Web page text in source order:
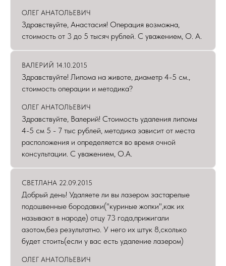
ОЛЕГ АНАТОЛЬЕВИЧ
Здравствуйте, Анастасия! Операция возможна,
стоимость от 3 до 5 тысяч рублей. С уважением, О. А.
ВАЛЕРИЙ 14.10.2015
Здравствуйте! Липома на животе, диаметр 4-5 см.,
стоимость операции и методика?
ОЛЕГ АНАТОЛЬЕВИЧ
Здравствуйте, Валерий! Стоимость удаления липомы
4-5 см 5 - 7 тыс рублей, методика зависит от места
расположения и определяется во время очной
консультации. С уважением, О.А.
СВЕТЛАНА 22.09.2015
Добрый день! Удаляете ли вы лазером застарелые
подошвенные бородавки("куриные жопки",как их
называют в народе) отцу 73 года,прижигали
азотом,без результатно. У него их штук 8,сколько
будет стоить(если у вас есть удаление лазером)
ОЛЕГ АНАТОЛЬЕВИЧ